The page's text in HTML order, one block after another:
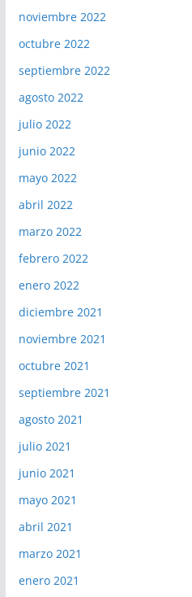
noviembre 2022
octubre 2022
septiembre 2022
agosto 2022
julio 2022
junio 2022
mayo 2022
abril 2022
marzo 2022
febrero 2022
enero 2022
diciembre 2021
noviembre 2021
octubre 2021
septiembre 2021
agosto 2021
julio 2021
junio 2021
mayo 2021
abril 2021
marzo 2021
enero 2021